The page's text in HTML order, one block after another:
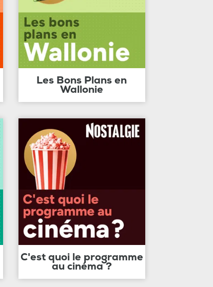
Les Bons Plans en
Wallonie
C'est quoi le programme
au cinéma ?